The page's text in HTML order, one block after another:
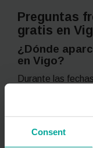
Consent
Preguntas
gratis en
¿Dónde
en Vigo?
Durante las
comerciales. En
recomendadas